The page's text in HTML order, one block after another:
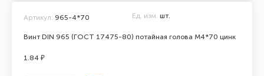
Винт DIN 965 (ГОСТ 17475-80) потайная голова М4*70 цинк
Артикул: 965-4*70 Ед. изм. шт.
1.84 ₽